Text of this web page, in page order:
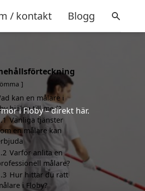
/ kontakt Blogg
i Floby – direkt här.
kan en målare i
hjälpa till med?
Vanliga tjänster
en målare kan
Varför anlita en
målare?
Hur hittar du rätt
i Floby?